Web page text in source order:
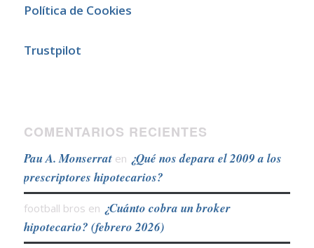
Política de Cookies
Trustpilot
COMENTARIOS RECIENTES
Pau A. Monserraten ¿Qué nos depara el 2009 a los
prescriptores hipotecarios?
football bros en ¿Cuánto cobra un broker
hipotecario? (febrero 2026)